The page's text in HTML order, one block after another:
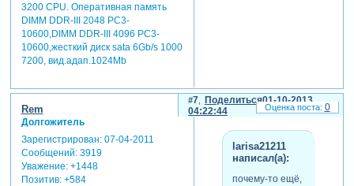
3200 CРU. Оперативная память
DIMM DDR-III 2048 РC3-
10600,DIMM DDR-III 4096 РC3-
10600,жесткий диск sata 6Gb/s 1000
7200, вид.адап.1024Mb
Поделиться
7
01-10-2013
04:22:44
Rem
Долгожитель
Зарегистрирован: 07-04-2011
Сообщений:3919
Уважение: +1448
Позитив: +584
larisa21211
написал(а):
почему-то ещё,
0